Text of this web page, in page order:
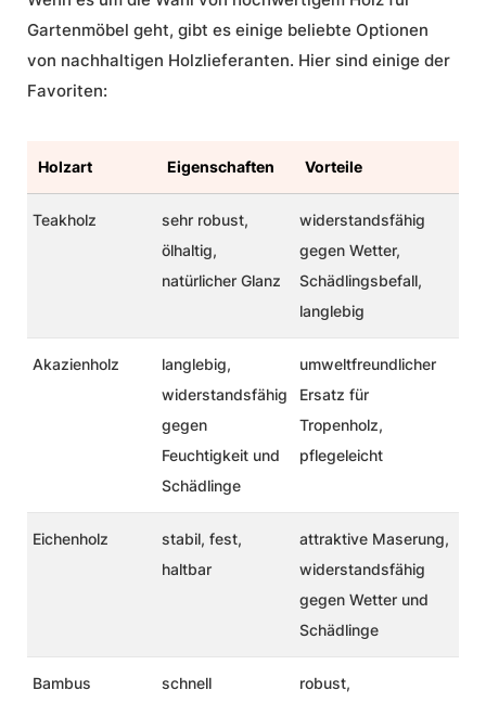
Gartenmöbel geht, gibt es einige beliebte Optionen
von nachhaltigen Holzlieferanten. Hier sind einige der
Favoriten:
Holzart Eigenschaften Vorteile
Teakholz
sehr robust,
ölhaltig,
natürlicher Glanz
widerstandsfähig
gegen Wetter,
Schädlingsbefall,
langlebig
Akazienholz
langlebig,
widerstandsfähig
gegen
Feuchtigkeit und
Schädlinge
umweltfreundlicher
Ersatz für
Tropenholz,
pflegeleicht
Eichenholz
stabil, fest,
haltbar
attraktive Maserung,
widerstandsfähig
gegen Wetter und
Schädlinge
Bambus
schnell
robust,